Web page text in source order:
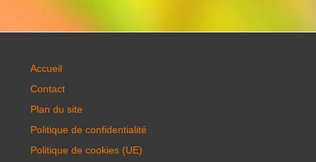
Accueil
Contact
Plan du site
Politique de confidentialité
Politique de cookies (UE)